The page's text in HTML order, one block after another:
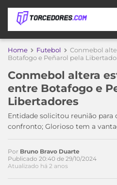
APOSTAS
DE
APOSTA
MELHORES
SITES
DE
APOSTAS
2026
COPA
DO
MUNDO
TIMES
MEU
TIME
CAMPEONATOS
Home Futebol
Conmebol
Botafogo e Peñarol pela
Conmebol altera
entre Botafogo e
Libertadores
Entidade solicitou reunião para
confronto; Glorioso tem a
Por Bruno Bravo Duarte
Publicado 20:40 de 29/10/2024
Atualizado há 2 anos